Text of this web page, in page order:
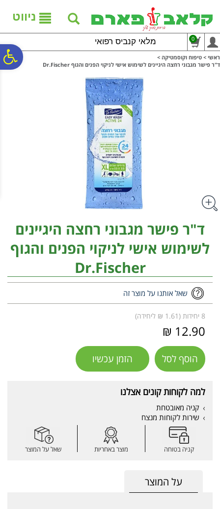
נגישות
אתר
המרכזי
ניווט
מלאי קנביס רפואי 0
ראשי > טיפוח וקוסמטיקה >
ד"ר פישר מגבוני רחצה היגיינים לשימוש אישי לניקוי הפנים והגוף Dr.Fischer
ד"ר פישר מגבוני רחצה היגיינים
לשימוש אישי לניקוי הפנים והגוף
Dr.Fischer
שאל אותנו על מוצר זה
8 יחידות (1.61 ₪ ליחידה)
12.90 ₪
הוסף לסל הזמן עכשיו
למה לקוחות קונים אצלנו
קניה מאובטחת
שירות לקוחות מנצח
קניה בטוחה מוצר באחריות שאל על המוצר
על המוצר